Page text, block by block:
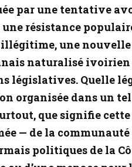
par une tentative
résistance
une
naturalisé
législatives. Quelle
organisée dans un
que signifie
— de la
politiques de la